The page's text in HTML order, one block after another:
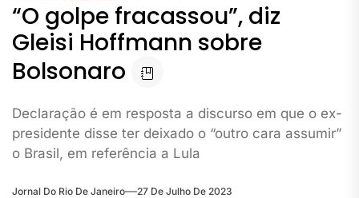
“O golpe fracassou”, diz
Gleisi Hoffmann sobre
Bolsonaro
Declaração é em resposta a discurso em que o ex-
presidente disse ter deixado o “outro cara assumir”
o Brasil, em referência a Lula
Jornal Do Rio De Janeiro 27 De Julho De 2023